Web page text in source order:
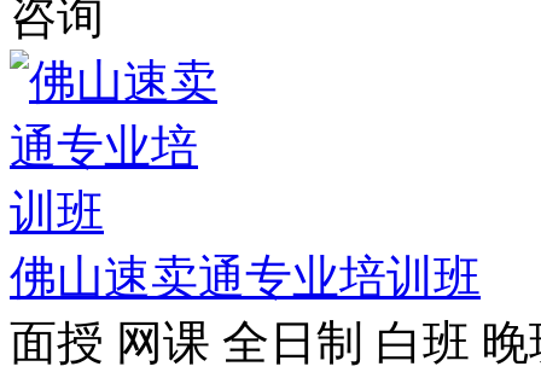
咨询
佛山速卖通专业培训班
面授 网课 全日制 白班 晚